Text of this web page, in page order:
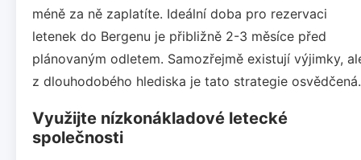
méně za ně zaplatíte. Ideální doba pro rezervaci
letenek do Bergenu je přibližně 2-3 měsíce před
plánovaným odletem. Samozřejmě existují výjimky,
z dlouhodobého hlediska je tato strategie osvědčená.
Využijte nízkonákladové letecké
společnosti